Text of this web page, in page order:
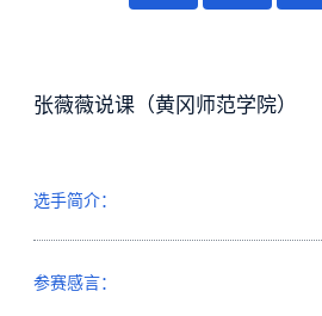
张薇薇说课（黄冈师范学院）
选手简介：
参赛感言：